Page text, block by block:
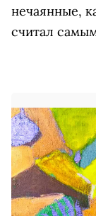
нечаянные,
считал